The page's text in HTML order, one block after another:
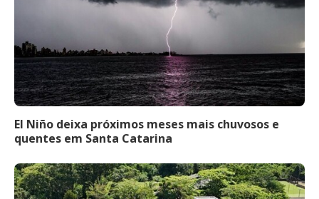
El Niño deixa próximos meses mais chuvosos e
quentes em Santa Catarina